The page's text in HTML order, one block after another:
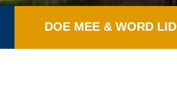
DOE MEE & WORD LID